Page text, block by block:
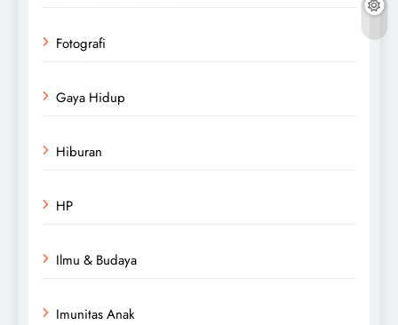
Fotografi
Gaya Hidup
Hiburan
HP
Ilmu & Budaya
Imunitas Anak